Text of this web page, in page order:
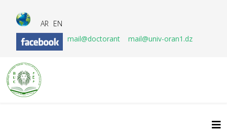
AR EN
mail@doctorant
mail@univ-oran1.dz